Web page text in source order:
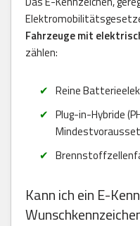
Fahrzeuge mit
zählen:
Reine
Plug-in-Hybride
Kann ich ein E-